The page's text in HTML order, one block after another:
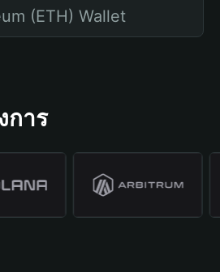
(ETH) Wallet
การ